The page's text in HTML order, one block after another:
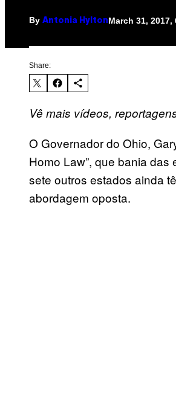
By Antonia HyltonMarch 31, 2017,
Share:
Vê mais vídeos,
O Governador do Ohio,
Homo Law”, que bania
sete outros estados ainda
abordagem oposta.